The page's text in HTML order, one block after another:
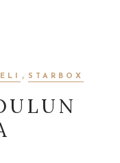
, STARBOX